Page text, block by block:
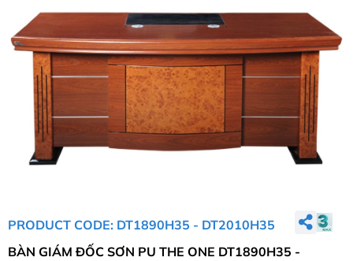
PRODUCT CODE: DT1890H35 - DT2010H35
BÀN GIÁM ĐỐC SƠN PU THE ONE DT1890H35 -